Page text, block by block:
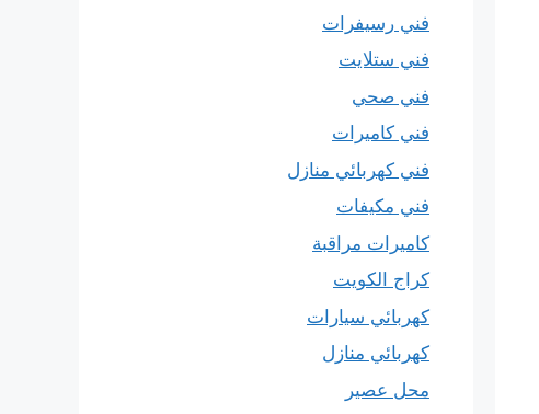
فني رسيفرات
فني ستلايت
فني صحي
فني كاميرات
فني كهربائي منازل
فني مكيفات
كاميرات مراقبة
كراج الكويت
كهربائي سيارات
كهربائي منازل
محل عصير